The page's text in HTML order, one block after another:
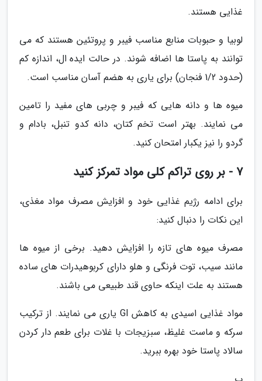
غذایی هستند.
لوبیا و حبوبات منابع مناسب فیبر و پروتئین هستند که می
توانند به پاستا ها اضافه شوند. در حالت ایده ال، اندازه کم
(حدود 1/2 فنجان) برای یاری به هضم آسان مناسب است.
میوه ها و دانه هایی که فیبر و چربی های مفید را تامین
می نمایند. بهتر است تخم کتان، دانه کدو تنبل، بادام و
گردو را نیز یکبار امتحان کنید.
7 - بر روی تراکم کلی مواد تمرکز کنید
برای ادامه رژیم غذایی خود و افزایش مصرف مواد مغذی،
این نکات را دنبال کنید:
مصرف میوه های تازه را افزایش دهید. برخی از میوه ها
مانند سیب، توت فرنگی و هلو دارای کربوهیدرات های ساده
هستند به علت اینکه حاوی قند طبیعی می باشند.
مواد غذایی اسیدی به کاهش GI یاری می نمایند. از ترکیب
سرکه و ماست غلیظ، سبزیجات با غلات برای طعم دار کردن
سالاد پاستا خود بهره ببرید.